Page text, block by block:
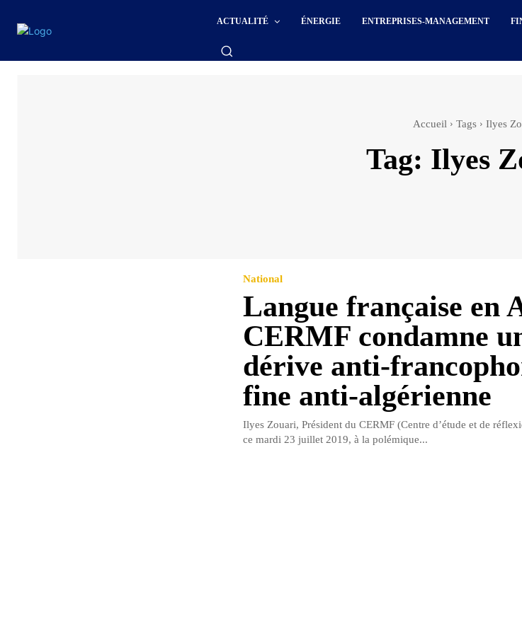
ACTUALITÉ ÉNERGIE ENTREPRISES-MANAGEMENT
Accueil Tags Ilyes
Tag: Ilyes
National
Langue française en
CERMF condamne
dérive anti-
fine anti-algérienne
Ilyes Zouari, Président du CERMF (Centre d’étude et de
ce mardi 23 juillet 2019, à la polémique...